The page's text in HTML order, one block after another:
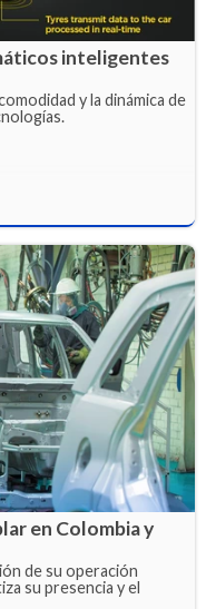
inteligentes
y la dinámica de
en Colombia y
de su operación
su presencia y el